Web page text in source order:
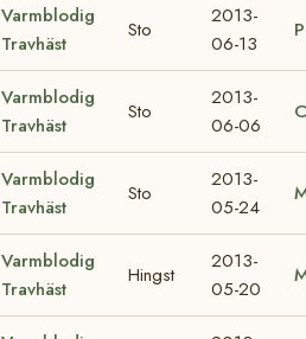
Varmblodig
Travhäst
Sto
2013-
06-13
Varmblodig
Travhäst
Sto
2013-
06-06
Varmblodig
Travhäst
Sto
2013-
05-24
Varmblodig
Travhäst
Hingst
2013-
05-20